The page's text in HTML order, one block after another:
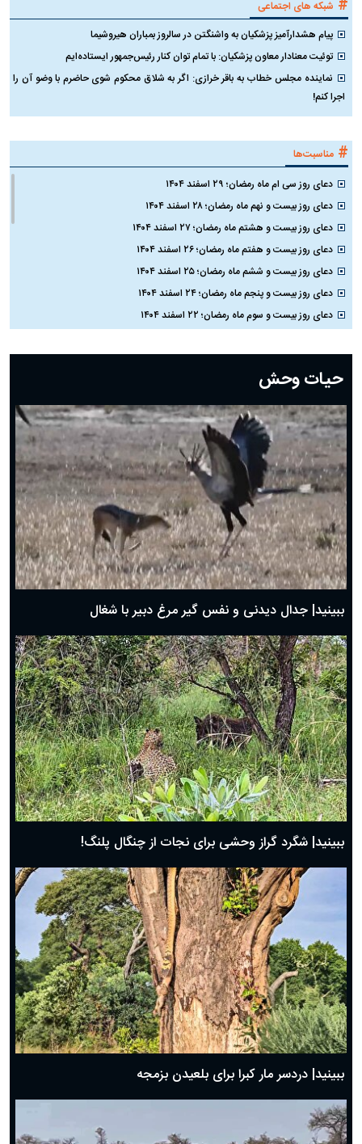
# شبکه های اجتماعی
پیام هشدارآمیز پزشکیان به واشنگتن در سالروز بمباران هیروشیما
توئیت معنادار معاون پزشکیان: با تمام توان کنار رئیس‌جمهور ایستاده‌ایم
نماینده مجلس خطاب به باقر خرازی: اگر به شلاق محکوم شوی حاضرم با وضو آن را
اجرا کنم!
# مناسبت‌ها
دعای روز سی ام ماه رمضان؛ ۲۹ اسفند ۱۴۰۴
دعای روز بیست و نهم ماه رمضان؛ ۲۸ اسفند ۱۴۰۴
دعای روز بیست و هشتم ماه رمضان؛ ۲۷ اسفند ۱۴۰۴
دعای روز بیست و هفتم ماه رمضان؛ ۲۶ اسفند ۱۴۰۴
دعای روز بیست و ششم ماه رمضان؛ ۲۵ اسفند ۱۴۰۴
دعای روز بیست و پنجم ماه رمضان؛ ۲۴ اسفند ۱۴۰۴
دعای روز بیست و سوم ماه رمضان؛ ۲۲ اسفند ۱۴۰۴
دعای روز بیستم ماه رمضان؛ ۱۹ اسفند ۱۴۰۴
دعای روز هشتم ماه مبارک رمضان؛ ۷ اسفند ماه ۱۴۰۴
دعای روز هفتم ماه رمضان؛ ۶ اسفند ۱۴۰۴
دعای روز ششم ماه رمضان؛ ۵ اسفند ۱۴۰۴
دعای روز پنجم ماه رمضان؛ ۴ اسفند ۱۴۰۴
دعای روز چهارم ماه مبارک رمضان؛ ۳ اسفند ۱۴۰۴
دعای روز سوم ماه مبارک رمضان؛ ۱۴ اسفند ۱۴۰۴
دعای روز دوم ماه مبارک رمضان ۱ اسفند ماه ۱۴۰۴
دعای روز اول ماه مبارک رمضان، ۳۰ بهمن ۱۴۰۴
حضرت زینب(س) چگونه از دنیا رفت؟
بهترین پیامک تبریک روز پدر ۱۴۰۴؛ جملات زیبا و صمیمانه
حیات وحش
ببینید| جدال دیدنی و نفس گیر مرغ دبیر با شغال
ببینید| شگرد گراز وحشی برای نجات از چنگال پلنگ!
ببینید| دردسر مار کبرا برای بلعیدن بزمجه